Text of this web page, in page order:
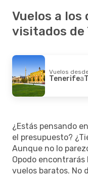
Vuelos a los
visitados de
Vuelos
Tenerifea
¿Estás pensando
el presupuesto?
Aunque no lo
Opodo
vuelos baratos. No